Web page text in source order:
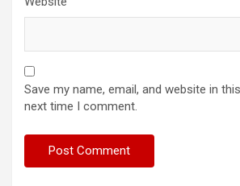
Save my name, email, and website in
next time I comment.